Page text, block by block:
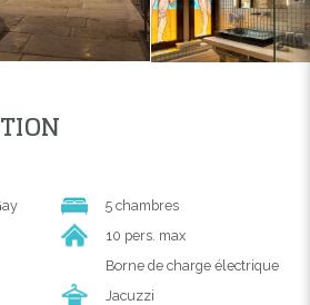
5 chambres
10 pers. max
Borne de charge électrique
Jacuzzi